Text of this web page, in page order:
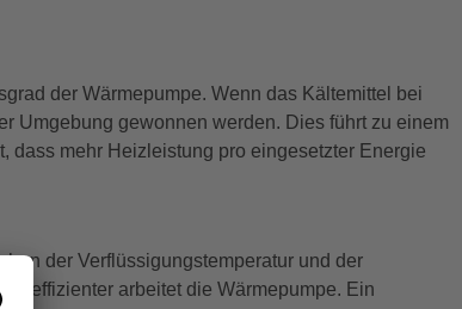
der Wärmepumpe. Wenn das Kältemittel bei
Umgebung gewonnen werden. Dies führt zu einem
dass mehr Heizleistung pro eingesetzter Energie
der Verflüssigungstemperatur und der
effizienter arbeitet die Wärmepumpe. Ein